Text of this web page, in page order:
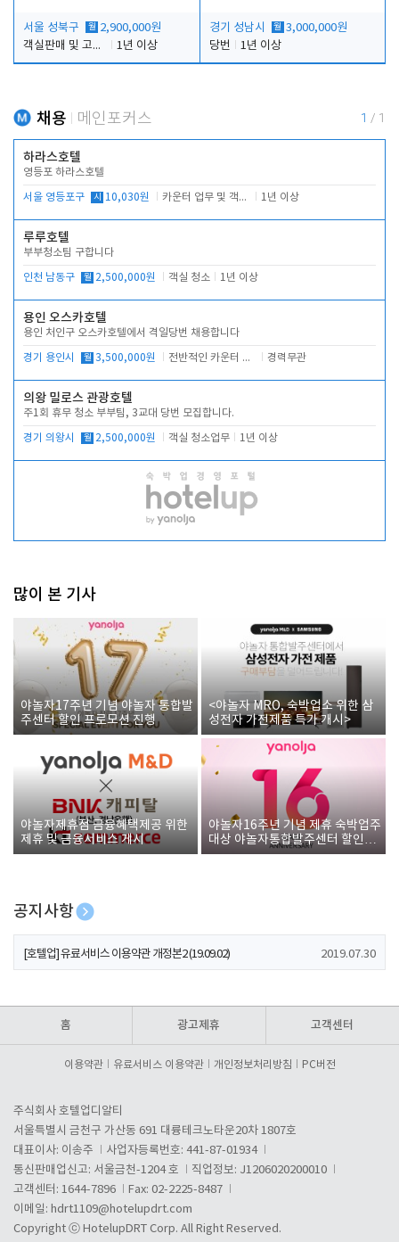
서울 성북구 월 2,900,000원
객실판매 및 고객응대
1년 이상
경기 성남시 월 3,000,000원
당번
1년 이상
채용 메인포커스 1 / 1
하라스호텔
영등포 하라스호텔
서울 영등포구 시 10,030원 카운터 업무 및 객실관리(청소상태 확인, 객실판매) 1년 이상
루루호텔
부부청소팀 구합니다
인천 남동구 월 2,500,000원 객실 청소 1년 이상
용인 오스카호텔
용인 처인구 오스카호텔에서 격일당번 채용합니다
경기 용인시 월 3,500,000원 전반적인 카운터 업무 경력무관
의왕 밀로스 관광호텔
주1회 휴무 청소 부부팀, 3교대 당번 모집합니다.
경기 의왕시 월 2,500,000원 객실 청소업무 1년 이상
많이 본 기사
야놀자17주년 기념 야놀자 통합발
주센터 할인 프로모션 진행
<야놀자 MRO, 숙박업소 위한 삼
성전자 가전제품 특가 개시>
야놀자제휴점 금융혜택제공 위한
제휴 및 금융서비스 게시
야놀자16주년 기념 제휴 숙박업주
대상 야놀자통합발주센터 할인쿠
폰 증정
공지사항
[호텔업] 개인정보 처리방침 개정본1 (19.09.02)
[호텔업] 유료서비스 이용약관 개정본2 (19.09.02) 2019.07.30
홈 광고제휴 고객센터
이용약관 유료서비스 이용약관 개인정보처리방침 PC버전
주식회사 호텔업디알티
서울특별시 금천구 가산동 691 대륭테크노타운20차 1807호
대표이사: 이송주
사업자등록번호: 441-87-01934
통신판매업신고: 서울금천-1204 호
직업정보: J1206020200010
고객센터: 1644-7896
Fax: 02-2225-8487
이메일: hdrt1109@hotelupdrt.com
Copyright ⓒ HotelupDRT Corp. All Right Reserved.